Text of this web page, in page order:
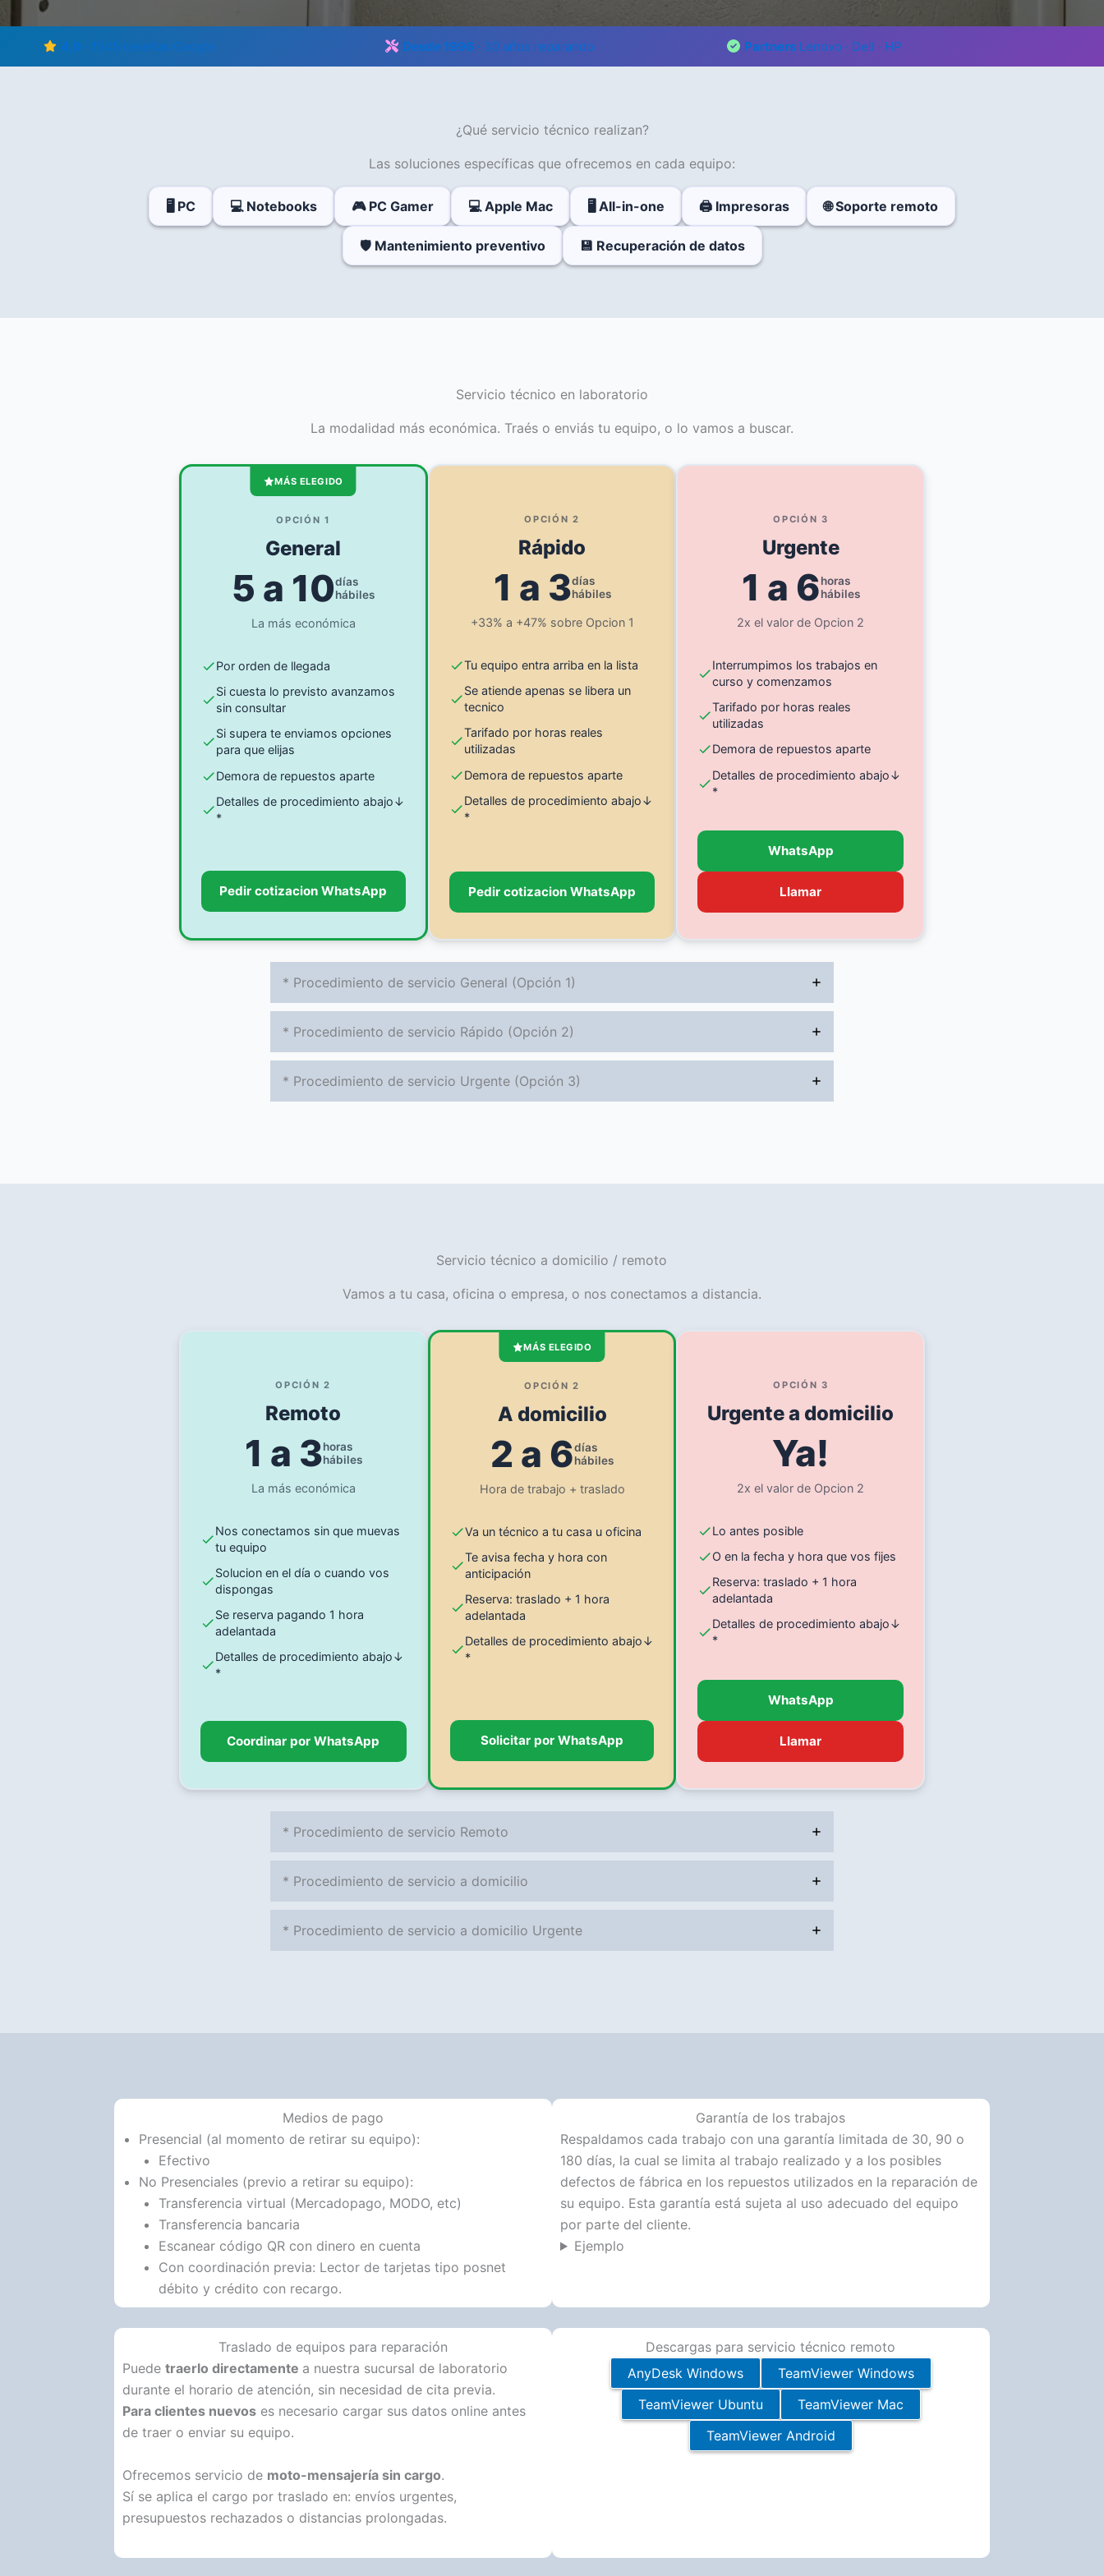
4,9 · 1545 reseñas Google Desde 1996 · 30 años reparando Partners Lenovo · Dell · HP
¿Qué servicio técnico realizan?
Las soluciones específicas que ofrecemos en cada equipo:
🖥️ PC 💻 Notebooks 🎮 PC Gamer 💻 Apple Mac 🖥️ All-in-one 🖨️ Impresoras 🌐 Soporte remoto
🛡️ Mantenimiento preventivo 💾 Recuperación de datos
Servicio técnico en laboratorio
La modalidad más económica. Traés o enviás tu equipo, o lo vamos a buscar.
MÁS ELEGIDO
OPCIÓN 1
General
5 a 10días
hábiles
La más económica
Por orden de llegada
Si cuesta lo previsto avanzamos
sin consultar
Si supera te enviamos opciones
para que elijas
Demora de repuestos aparte
Detalles de procedimiento abajo↓
*
Pedir cotizacion WhatsApp
OPCIÓN 2
Rápido
1 a 3días
hábiles
+33% a +47% sobre Opcion 1
Tu equipo entra arriba en la lista
Se atiende apenas se libera un
tecnico
Tarifado por horas reales
utilizadas
Demora de repuestos aparte
Detalles de procedimiento abajo↓
*
Pedir cotizacion WhatsApp
OPCIÓN 3
Urgente
1 a 6horas
hábiles
2x el valor de Opcion 2
Interrumpimos los trabajos en
curso y comenzamos
Tarifado por horas reales
utilizadas
Demora de repuestos aparte
Detalles de procedimiento abajo↓
*
WhatsApp
Llamar
* Procedimiento de servicio General (Opción 1)
* Procedimiento de servicio Rápido (Opción 2)
* Procedimiento de servicio Urgente (Opción 3)
Servicio técnico a domicilio / remoto
Vamos a tu casa, oficina o empresa, o nos conectamos a distancia.
OPCIÓN 2
Remoto
1 a 3horas
hábiles
La más económica
Nos conectamos sin que muevas
tu equipo
Solucion en el día o cuando vos
dispongas
Se reserva pagando 1 hora
adelantada
Detalles de procedimiento abajo↓
*
Coordinar por WhatsApp
MÁS ELEGIDO
OPCIÓN 2
A domicilio
2 a 6días
hábiles
Hora de trabajo + traslado
Va un técnico a tu casa u oficina
Te avisa fecha y hora con
anticipación
Reserva: traslado + 1 hora
adelantada
Detalles de procedimiento abajo↓
*
Solicitar por WhatsApp
OPCIÓN 3
Urgente a domicilio
Ya!
2x el valor de Opcion 2
Lo antes posible
O en la fecha y hora que vos fijes
Reserva: traslado + 1 hora
adelantada
Detalles de procedimiento abajo↓
*
WhatsApp
Llamar
* Procedimiento de servicio Remoto
* Procedimiento de servicio a domicilio
* Procedimiento de servicio a domicilio Urgente
Medios de pago
Presencial (al momento de retirar su equipo):
Efectivo
No Presenciales (previo a retirar su equipo):
Transferencia virtual (Mercadopago, MODO, etc)
Transferencia bancaria
Escanear código QR con dinero en cuenta
Con coordinación previa: Lector de tarjetas tipo posnet
débito y crédito con recargo.
Garantía de los trabajos
Respaldamos cada trabajo con una garantía limitada de 30, 90 o
180 días, la cual se limita al trabajo realizado y a los posibles
defectos de fábrica en los repuestos utilizados en la reparación de
su equipo. Esta garantía está sujeta al uso adecuado del equipo
por parte del cliente.
Ejemplo
Traslado de equipos para reparación
Puedetraerlo directamente a nuestra sucursal de laboratorio
durante el horario de atención, sin necesidad de cita previa.
Para clientes nuevos es necesario cargar sus datos online antes
de traer o enviar su equipo.
Ofrecemos servicio de moto-mensajería sin cargo.
Sí se aplica el cargo por traslado en: envíos urgentes,
presupuestos rechazados o distancias prolongadas.
Descargas para servicio técnico remoto
AnyDesk Windows
TeamViewer Windows
TeamViewer Ubuntu
TeamViewer Mac
TeamViewer Android